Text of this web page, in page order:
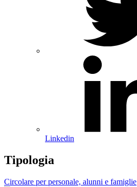
Linkedin
Tipologia
Circolare per personale, alunni e famiglie